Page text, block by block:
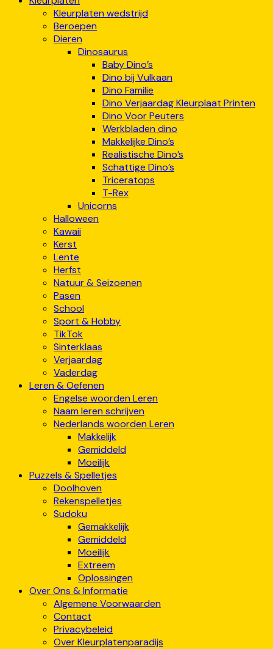
Kleurplaten wedstrijd
Beroepen
Dieren
Dinosaurus
Baby Dino’s
Dino bij Vulkaan
Dino Familie
Dino Verjaardag Kleurplaat Printen
Dino Voor Peuters
Werkbladen dino
Makkelijke Dino’s
Realistische Dino’s
Schattige Dino’s
Triceratops
T-Rex
Unicorns
Halloween
Kawaii
Kerst
Lente
Herfst
Natuur & Seizoenen
Pasen
School
Sport & Hobby
TikTok
Sinterklaas
Verjaardag
Vaderdag
Leren & Oefenen
Engelse woorden Leren
Naam leren schrijven
Nederlands woorden Leren
Makkelijk
Gemiddeld
Moeilijk
Puzzels & Spelletjes
Doolhoven
Rekenspelletjes
Sudoku
Gemakkelijk
Gemiddeld
Moeilijk
Extreem
Oplossingen
Over Ons & Informatie
Algemene Voorwaarden
Contact
Privacybeleid
Over Kleurplatenparadijs